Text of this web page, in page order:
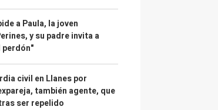
a Paula, la joven
y su padre invita a
perdón"
civil en Llanes por
también agente, que
ser repelido